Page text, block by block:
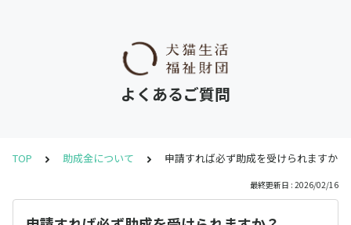
よくあるご質問
TOP 助成金について 申請すれば必ず助成を受けられますか？
最終更新日 : 2026/02/16